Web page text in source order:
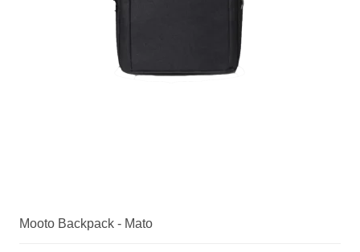
Mooto Backpack - Mato